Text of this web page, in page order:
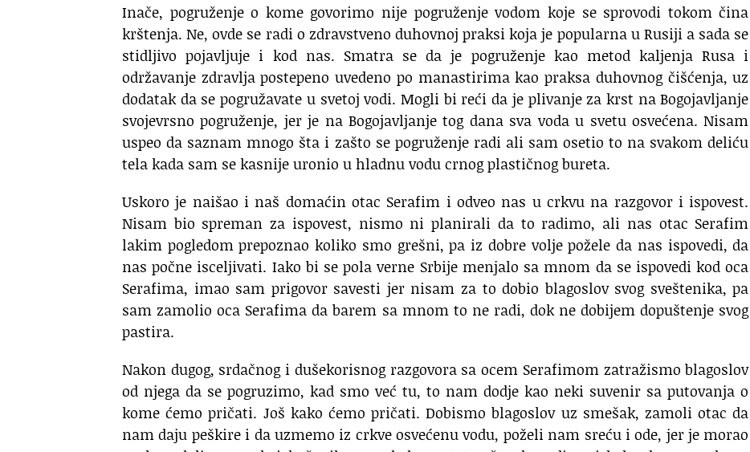
Inače, pogruženje o kome govorimo nije pogruženje vodom koje se sprovodi tokom čina
krštenja. Ne, ovde se radi o zdravstveno duhovnoj praksi koja je popularna u Rusiji a sada se
stidljivo pojavljuje i kod nas. Smatra se da je pogruženje kao metod kaljenja Rusa i
održavanje zdravlja postepeno uvedeno po manastirima kao praksa duhovnog čišćenja, uz
dodatak da se pogružavate u svetoj vodi. Mogli bi reći da je plivanje za krst na Bogojavljanje
svojevrsno pogruženje, jer je na Bogojavljanje tog dana sva voda u svetu osvećena. Nisam
uspeo da saznam mnogo šta i zašto se pogruženje radi ali sam osetio to na svakom deliću
tela kada sam se kasnije uronio u hladnu vodu crnog plastičnog bureta.
Uskoro je naišao i naš domaćin otac Serafim i odveo nas u crkvu na razgovor i ispovest.
Nisam bio spreman za ispovest, nismo ni planirali da to radimo, ali nas otac Serafim
lakim pogledom prepoznao koliko smo grešni, pa iz dobre volje požele da nas ispovedi, da
nas počne isceljivati. Iako bi se pola verne Srbije menjalo sa mnom da se ispovedi kod oca
Serafima, imao sam prigovor savesti jer nisam za to dobio blagoslov svog sveštenika, pa
sam zamolio oca Serafima da barem sa mnom to ne radi, dok ne dobijem dopuštenje svog
pastira.
Nakon dugog, srdačnog i dušekorisnog razgovora sa ocem Serafimom zatražismo blagoslov
od njega da se pogruzimo, kad smo već tu, to nam dodje kao neki suvenir sa putovanja o
kome ćemo pričati. Još kako ćemo pričati. Dobismo blagoslov uz smešak, zamoli otac da
nam daju peškire i da uzmemo iz crkve osvećenu vodu, poželi nam sreću i ode, jer je morao